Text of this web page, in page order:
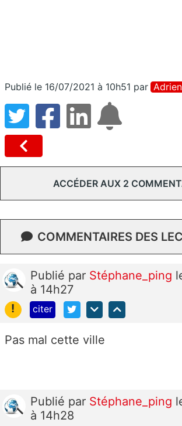
Publié le 16/07/2021 à 10h51 par Adrien
ACCÉDER AUX 2
COMMENTAIRES DES
Publié par Stéphane_ping
à 14h27
!
citer
Pas mal cette ville
Publié par Stéphane_ping
à 14h28